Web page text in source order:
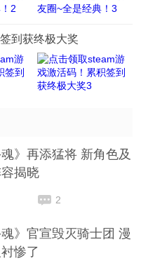
到获终极大奖
魂》再添猛将 新角色及
揭晓
2
魂》官宣毁灭骑士团 漫
惨了